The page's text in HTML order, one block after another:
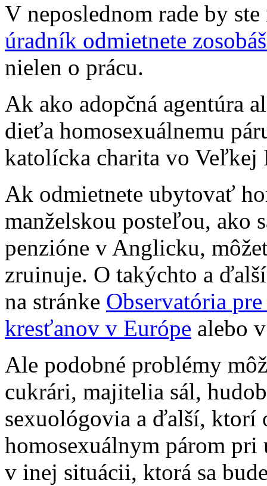
V neposlednom rade by
úradník odmietnete
nielen o prácu.
Ak ako adopčná agentúra
dieťa homosexuálnemu
katolícka charita vo
Ak odmietnete ubytovať
manželskou posteľou, ako
penzióne v Anglicku,
zruinuje. O takýchto a
na stránke Observatória
kresťanov v Európe alebo
Ale podobné problémy
cukrári, majitelia sál,
sexuológovia a ďalší, ktorí
homosexuálnym párom pri
v inej situácii, ktorá sa